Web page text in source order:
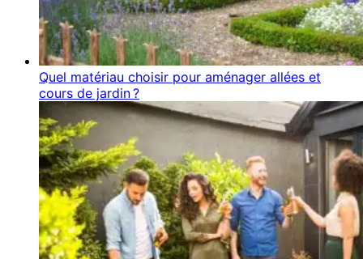
Quel matériau choisir pour aménager allées et
cours de jardin ?